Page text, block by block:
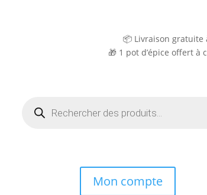
📦 Livraison gratuite
🎁 1 pot d’épice offert à
produits
Mon compte